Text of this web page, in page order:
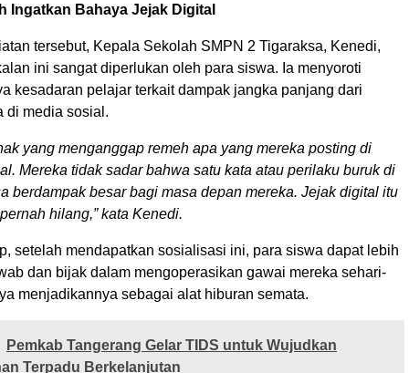
Ingatkan Bahaya Jejak Digital
tersebut, Kepala Sekolah SMPN 2 Tigaraksa, Kenedi,
ini sangat diperlukan oleh para siswa. Ia menyoroti
kesadaran pelajar terkait dampak jangka panjang dari
di media sosial.
yang menganggap remeh apa yang mereka posting di
Mereka tidak sadar bahwa satu kata atau perilaku buruk di
berdampak besar bagi masa depan mereka. Jejak digital itu
hilang,” kata Kenedi.
setelah mendapatkan sosialisasi ini, para siswa dapat lebih
dan bijak dalam mengoperasikan gawai mereka sehari-
menjadikannya sebagai alat hiburan semata.
Pemkab Tangerang Gelar TIDS untuk Wujudkan
Terpadu Berkelanjutan